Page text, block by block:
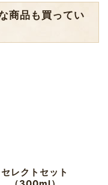
商品も買ってい
セレクトセット